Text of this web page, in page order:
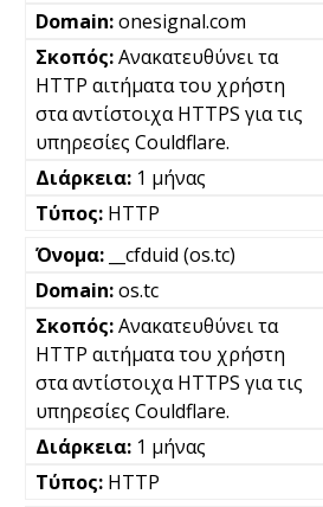
onesignal.com
Ανακατευθύνει τα
HTTP αιτήματα του χρήστη
στα αντίστοιχα HTTPS για τις
υπηρεσίες Couldflare.
1 μήνας
HTTP
__cfduid (os.tc)
os.tc
Ανακατευθύνει τα
HTTP αιτήματα του χρήστη
στα αντίστοιχα HTTPS για τις
υπηρεσίες Couldflare.
1 μήνας
HTTP